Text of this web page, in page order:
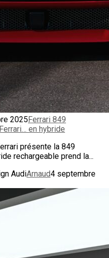
2025Ferrari 849
en hybride
présente la 849
rechargeable prend la...
AudiArnaud4 septembre